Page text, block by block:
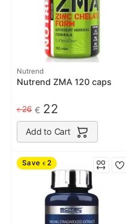
Nutrend
Nutrend ZMA 120 caps
€26 € 22
Add to Cart
Save € 2